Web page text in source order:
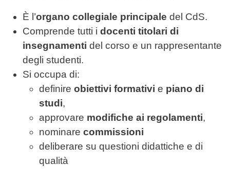
È l’organo collegiale principale del CdS.
Comprende tutti i docenti titolari di
insegnamenti del corso e un rappresentante
degli studenti.
Si occupa di:
definire obiettivi formativi e piano di
studi,
approvare modifiche ai regolamenti,
nominare commissioni
deliberare su questioni didattiche e di
qualità